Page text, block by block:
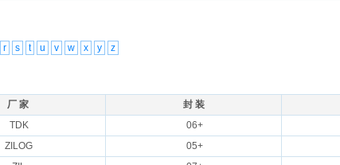
r s t u v w x y
z
厂 家 封 装
TDK 06+
ZILOG 05+